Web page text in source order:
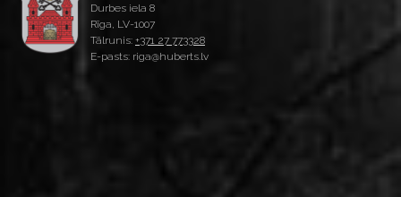
Durbes iela 8
Rīga, LV-1007
Tālrunis: +371 27 773328
E-pasts: riga@huberts.lv